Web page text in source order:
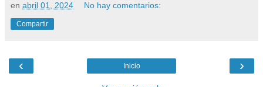
en abril 01, 2024 No hay comentarios:
Compartir
‹ ›
Inicio